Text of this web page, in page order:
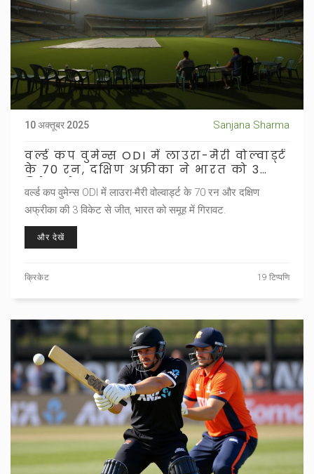
10 अक्तूबर 2025 Sanjana Sharma
वर्ल्ड कप वुमेन्स ODI में लाउरा-मैरी वोल्वार्ड्ट
के 70 रन, दक्षिण अफ्रीका ने भारत को 3
विकेट से हराया
वर्ल्ड कप वुमेन्स ODI में लाउरा-मैरी वोल्वार्ड्ट के 70 रन और दक्षिण
अफ्रीका की 3 विकेट से जीत, भारत को समूह में गिरावट.
और देखें
क्रिकेट 19 टिप्पणि